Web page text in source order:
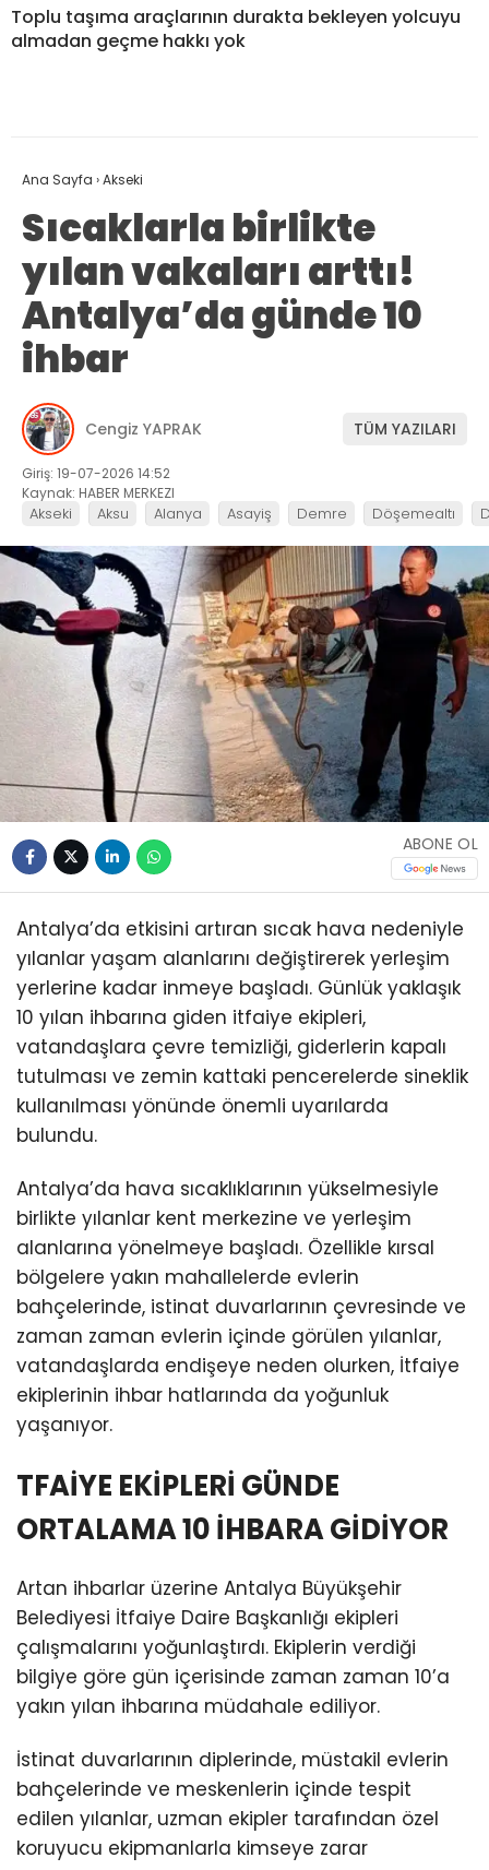
Toplu taşıma araçlarının durakta bekleyen yolcuyu
almadan geçme hakkı yok
Ana Sayfa ›Akseki
Sıcaklarla birlikte
yılan vakaları arttı!
Antalya’da günde 10
ihbar
Cengiz YAPRAK TÜM YAZILARI
Giriş: 19-07-2026 14:52
Kaynak: HABER MERKEZI
Akseki Aksu Alanya Asayiş Demre Döşemealtı
ABONE OL
Antalya’da etkisini artıran sıcak hava nedeniyle
yılanlar yaşam alanlarını değiştirerek yerleşim
yerlerine kadar inmeye başladı. Günlük yaklaşık
10 yılan ihbarına giden itfaiye ekipleri,
vatandaşlara çevre temizliği, giderlerin kapalı
tutulması ve zemin kattaki pencerelerde sineklik
kullanılması yönünde önemli uyarılarda
bulundu.
Antalya’da hava sıcaklıklarının yükselmesiyle
birlikte yılanlar kent merkezine ve yerleşim
alanlarına yönelmeye başladı. Özellikle kırsal
bölgelere yakın mahallelerde evlerin
bahçelerinde, istinat duvarlarının çevresinde ve
zaman zaman evlerin içinde görülen yılanlar,
vatandaşlarda endişeye neden olurken, İtfaiye
ekiplerinin ihbar hatlarında da yoğunluk
yaşanıyor.
TFAİYE EKİPLERİ GÜNDE
ORTALAMA 10 İHBARA GİDİYOR
Artan ihbarlar üzerine Antalya Büyükşehir
Belediyesi İtfaiye Daire Başkanlığı ekipleri
çalışmalarını yoğunlaştırdı. Ekiplerin verdiği
bilgiye göre gün içerisinde zaman zaman 10’a
yakın yılan ihbarına müdahale ediliyor.
İstinat duvarlarının diplerinde, müstakil evlerin
bahçelerinde ve meskenlerin içinde tespit
edilen yılanlar, uzman ekipler tarafından özel
koruyucu ekipmanlarla kimseye zarar